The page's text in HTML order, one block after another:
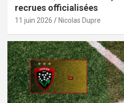
recrues officialisées
11 juin 2026 Nicolas Dupre